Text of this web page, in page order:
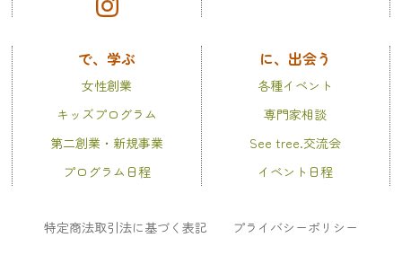
で、学ぶ
女性創業
キッズプログラム
第二創業・新規事業
プログラム日程
に、出会う
各種イベント
専門家相談
See tree.交流会
イベント日程
特定商法取引法に基づく表記 プライバシーポリシー